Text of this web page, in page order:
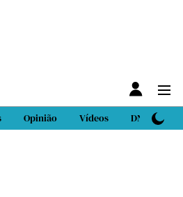
Opinião Vídeos DN Sport